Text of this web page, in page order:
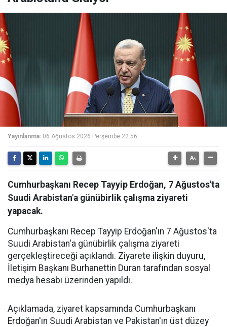
Yayınlanma: 06 Ağustos 2026 Perşembe 22:56
Cumhurbaşkanı Recep Tayyip Erdoğan, 7 Ağustos'ta
Suudi Arabistan'a günübirlik çalışma ziyareti
yapacak.
Cumhurbaşkanı Recep Tayyip Erdoğan'ın 7 Ağustos'ta
Suudi Arabistan'a günübirlik çalışma ziyareti
gerçekleştireceği açıklandı. Ziyarete ilişkin duyuru,
İletişim Başkanı Burhanettin Duran tarafından sosyal
medya hesabı üzerinden yapıldı.
Açıklamada, ziyaret kapsamında Cumhurbaşkanı
Erdoğan'ın Suudi Arabistan ve Pakistan'ın üst düzey